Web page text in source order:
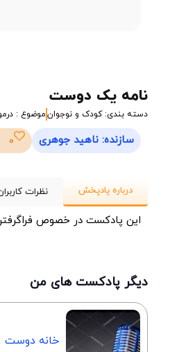
نامه یک دوست
دسته بندی: کودک و نوجوانموضوع :
سازنده: ناهید جوهری 0
درباره پادپخش نظرات
این پادکست در خصوص
دیگر پادکست های من
خانه دوست